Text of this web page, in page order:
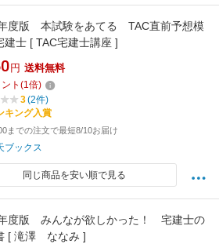
度版 本試験をあてる TAC直前予想模
士 [ TAC宅建士講座 ]
円 送料無料
ト (1倍)
3(2件)
キング入賞
までの注文で最短8/10お届け
ブックス
同じ商品を安い順で見る
度版 みんなが欲しかった！ 宅建士の
[ 滝澤 ななみ ]